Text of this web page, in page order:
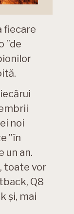
fiecare
”de
noi
”în
un an.
toate vor
Q8
și, mai